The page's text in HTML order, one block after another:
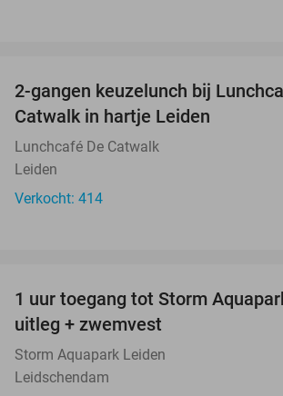
2-gangen keuzelunch bij
Catwalk in hartje Leiden
Lunchcafé De Catwalk
Leiden
Verkocht: 414
1 uur toegang tot Storm
uitleg + zwemvest
Storm Aquapark Leiden
Leidschendam